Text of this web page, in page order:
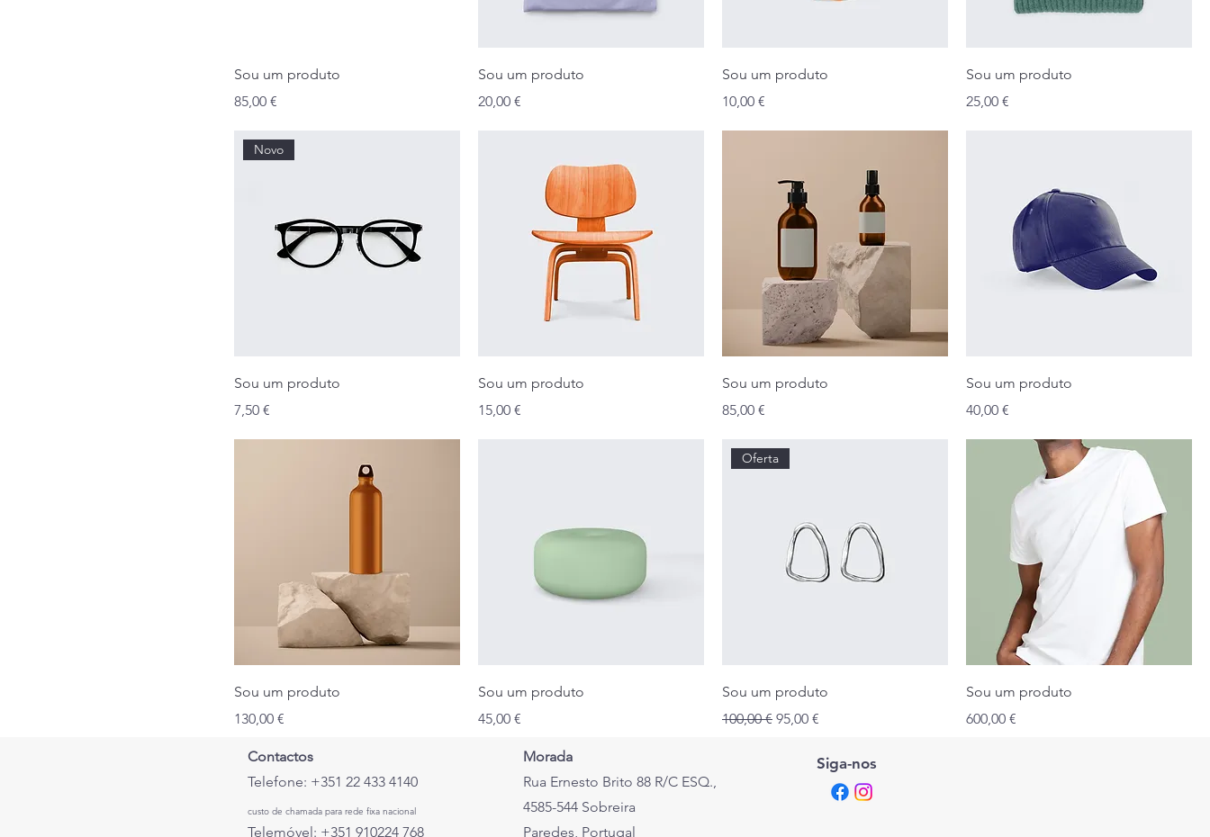
Sou um produto
Preço
85,00 €
Sou um produto
Preço
20,00 €
Sou um produto
Preço
10,00 €
Sou um produto
Preço
25,00 €
Novo
Sou um produto
Preço
7,50 €
Sou um produto
Preço
15,00 €
Sou um produto
Preço
85,00 €
Sou um produto
Preço
40,00 €
Sou um produto
Preço
130,00 €
Sou um produto
Preço
45,00 €
Oferta
Sou um produto
Preço normal
100,00 € Preço promocional
95,00 €
Sou um produto
Preço
600,00 €
Contactos
Telefone: +351 22 433 4140
Telemóvel: +351 910224 768
custo de chamada para rede fixa nacional
Morada
Rua Ernesto Brito 88 R/C ESQ.,
4585-544 Sobreira
Paredes, Portugal
Siga-nos